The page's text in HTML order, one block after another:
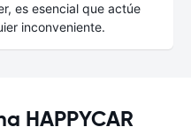
es esencial que actúe
inconveniente.
HAPPYCAR